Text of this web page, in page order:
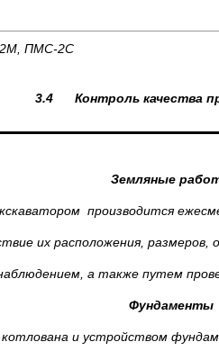
2М, ПМС-2С
3.4 Контроль качества
Земляные
производится
их расположения,
а также путем
Фундаменты
и устройством